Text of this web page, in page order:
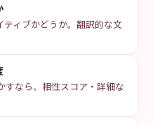
ィブかどうか。翻訳的な文
なら、相性スコア・詳細な